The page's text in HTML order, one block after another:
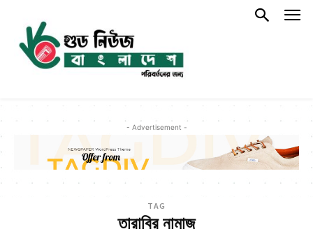
- Advertisement -
TAG
তারাবির নামাজ